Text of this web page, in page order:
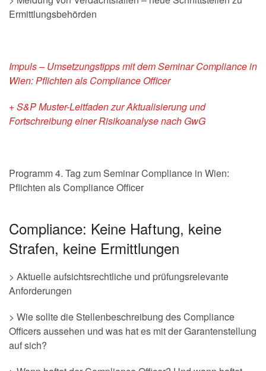
Ermittlungsbehörden
Impuls – Umsetzungstipps mit dem Seminar Compliance in
Wien: Pflichten als Compliance Officer
+ S&P Muster-Leitfaden zur Aktualisierung und
Fortschreibung einer Risikoanalyse nach GwG
Programm 4. Tag zum Seminar Compliance in Wien:
Pflichten als Compliance Officer
Compliance: Keine Haftung, keine
Strafen, keine Ermittlungen
> Aktuelle aufsichtsrechtliche und prüfungsrelevante
Anforderungen
> Wie sollte die Stellenbeschreibung des Compliance
Officers aussehen und was hat es mit der Garantenstellung
auf sich?